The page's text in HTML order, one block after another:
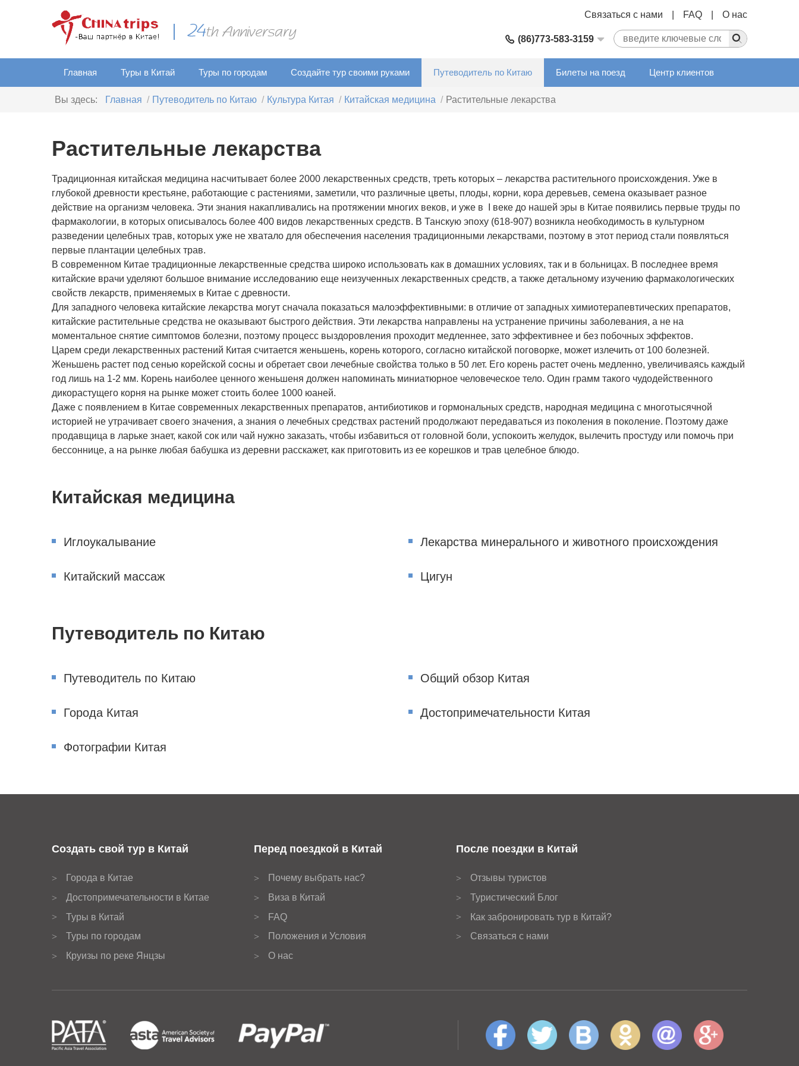
О нас
FAQ
Связаться с нами
(86)773-583-3159
Главная Туры в Китай Туры по городам Создайте тур своими руками Путеводитель по Китаю Билеты на поезд Центр клиентов
Вы здесь: Главная Путеводитель по Китаю Культура Китая Китайская медицина Растительные лекарства
Растительные лекарства
Традиционная китайская медицина насчитывает более 2000 лекарственных средств, треть которых – лекарства растительного происхождения. Уже в
глубокой древности крестьяне, работающие с растениями, заметили, что различные цветы, плоды, корни, кора деревьев, семена оказывает разное
действие на организм человека. Эти знания накапливались на протяжении многих веков, и уже в I веке до нашей эры в Китае появились первые труды по
фармакологии, в которых описывалось более 400 видов лекарственных средств. В Танскую эпоху (618-907) возникла необходимость в культурном
разведении целебных трав, которых уже не хватало для обеспечения населения традиционными лекарствами, поэтому в этот период стали появляться
первые плантации целебных трав.
В современном Китае традиционные лекарственные средства широко использовать как в домашних условиях, так и в больницах. В последнее время
китайские врачи уделяют большое внимание исследованию еще неизученных лекарственных средств, а также детальному изучению фармакологических
свойств лекарств, применяемых в Китае с древности.
Для западного человека китайские лекарства могут сначала показаться малоэффективными: в отличие от западных химиотерапевтических препаратов,
китайские растительные средства не оказывают быстрого действия. Эти лекарства направлены на устранение причины заболевания, а не на
моментальное снятие симптомов болезни, поэтому процесс выздоровления проходит медленнее, зато эффективнее и без побочных эффектов.
Царем среди лекарственных растений Китая считается женьшень, корень которого, согласно китайской поговорке, может излечить от 100 болезней.
Женьшень растет под сенью корейской сосны и обретает свои лечебные свойства только в 50 лет. Его корень растет очень медленно, увеличиваясь каждый
год лишь на 1-2 мм. Корень наиболее ценного женьшеня должен напоминать миниатюрное человеческое тело. Один грамм такого чудодейственного
дикорастущего корня на рынке может стоить более 1000 юаней.
Даже с появлением в Китае современных лекарственных препаратов, антибиотиков и гормональных средств, народная медицина с многотысячной
историей не утрачивает своего значения, а знания о лечебных средствах растений продолжают передаваться из поколения в поколение. Поэтому даже
продавщица в ларьке знает, какой сок или чай нужно заказать, чтобы избавиться от головной боли, успокоить желудок, вылечить простуду или помочь при
бессоннице, а на рынке любая бабушка из деревни расскажет, как приготовить из ее корешков и трав целебное блюдо.
Китайская медицина
Иглоукалывание Лекарства минерального и животного происхождения
Китайский массаж Цигун
Путеводитель по Китаю
Путеводитель по Китаю Общий обзор Китая
Города Китая Достопримечательности Китая
Фотографии Китая
Создать свой тур в Китай
>
Города в Китае
>
Достопримечательности в Китае
>
Туры в Китай
>
Туры по городам
>
Круизы по реке Янцзы
Перед поездкой в Китай
>
Почему выбрать нас?
>
Виза в Китай
>
FAQ
>
Положения и Условия
>
О нас
После поездки в Китай
>
Отзывы туристов
>
Туристический Блог
>
Как забронировать тур в Китай?
>
Связаться с нами